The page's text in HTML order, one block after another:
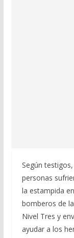
Según
personas
la estampida
bomberos de
Nivel Tres y
ayudar a los